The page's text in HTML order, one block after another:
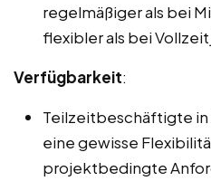
regelmäßiger als bei
flexibler als bei
Verfügbarkeit:
Teilzeitbeschäftigte in
eine gewisse
projektbedingte